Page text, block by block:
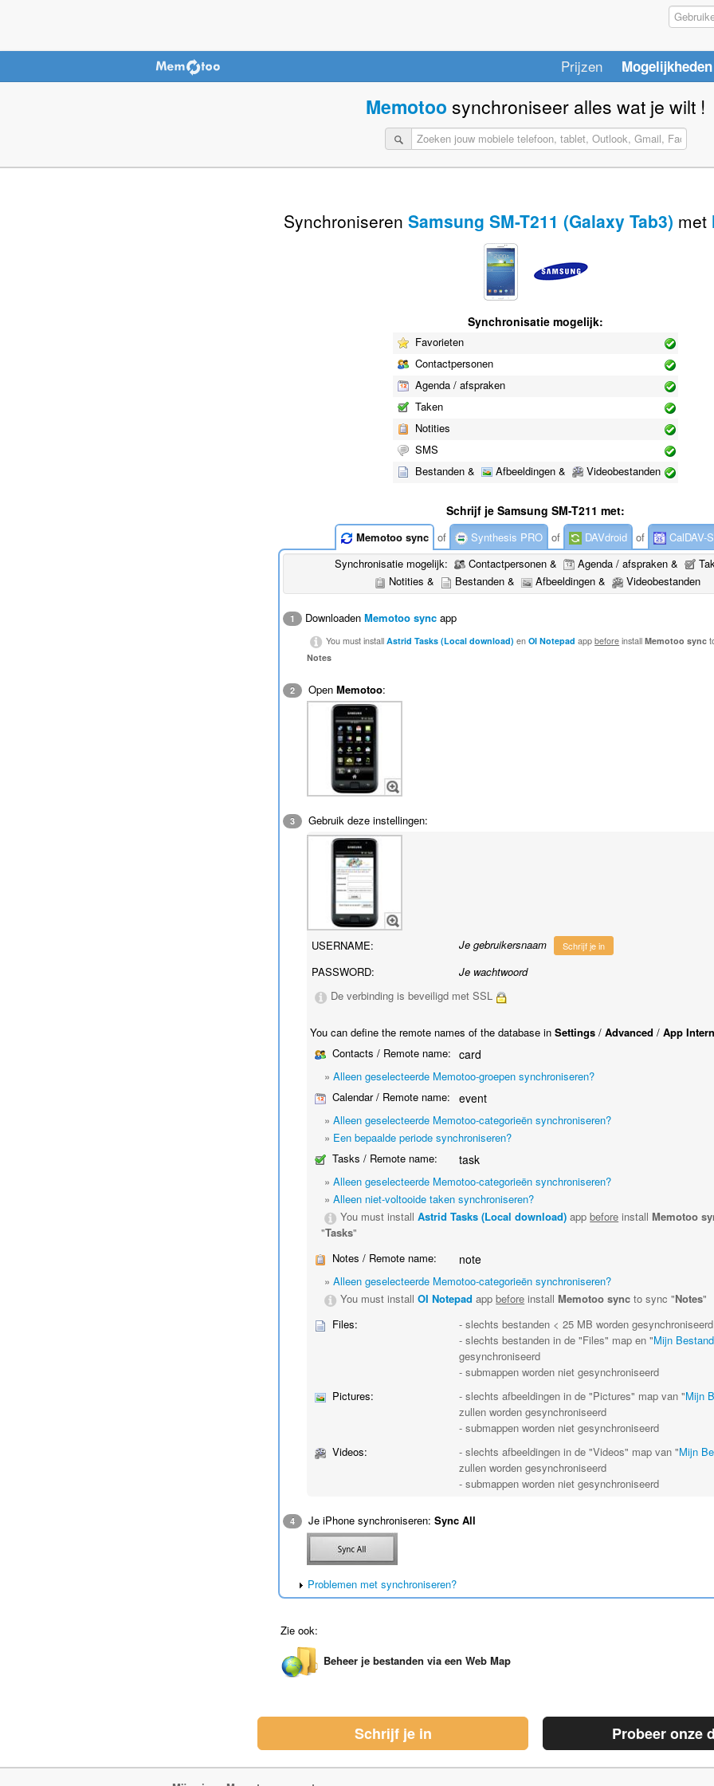
Prijzen Mogelijkheden
Memotoo synchroniseer alles wat je wilt !
Synchroniseren Samsung SM-T211 (Galaxy Tab3) met
Synchronisatie mogelijk:
Favorieten
Contactpersonen
Agenda / afspraken
Taken
Notities
SMS
Bestanden &
Afbeeldingen & Videobestanden
Schrijf je Samsung SM-T211 met:
Memotoo sync of Synthesis PRO of DAVdroid of
CalDAV-
Synchronisatie mogelijk:
Contactpersonen & Agenda / afspraken &
Notities &
Bestanden & Afbeeldingen & Videobestanden
1 DownloadenMemotoo sync app
You must installAstrid Tasks (Local download) enOI Notepad appbefore installMemotoo sync
Notes
2 OpenMemotoo:
3 Gebruik deze instellingen:
USERNAME: Je gebruikersnaam Schrijf je in
PASSWORD:
Je wachtwoord
De verbinding is beveiligd met SSL
You can define the remote names of the database inSettings /Advanced /App
Contacts / Remote name: card
»Alleen geselecteerde Memotoo-groepen synchroniseren?
Calendar / Remote name:
event
»Alleen geselecteerde Memotoo-categorieën synchroniseren?
» Een bepaalde periode synchroniseren?
Tasks / Remote name:
task
»Alleen geselecteerde Memotoo-categorieën synchroniseren?
»Alleen niet-voltooide taken synchroniseren?
You must installAstrid Tasks (Local download) appbefore install Memotoo
"Tasks"
Notes / Remote name:
note
»Alleen geselecteerde Memotoo-categorieën synchroniseren?
You must installOI Notepad appbefore install Memotoo sync to sync "Notes"
Files:
- slechts bestanden < 25 MB worden gesynchroniseerd
- slechts bestanden in de "Files" map en "Mijn
gesynchroniseerd
- submappen worden niet gesynchroniseerd
Pictures:
- slechts afbeeldingen in de "Pictures" map van "Mijn
zullen worden gesynchroniseerd
- submappen worden niet gesynchroniseerd
Videos:
- slechts afbeeldingen in de "Videos" map van "Mijn
zullen worden gesynchroniseerd
- submappen worden niet gesynchroniseerd
4 Je iPhone synchroniseren:Sync All
Problemen met synchroniseren?
Zie ook:
Beheer je bestanden via een Web Map
Schrijf je in Probeer onze